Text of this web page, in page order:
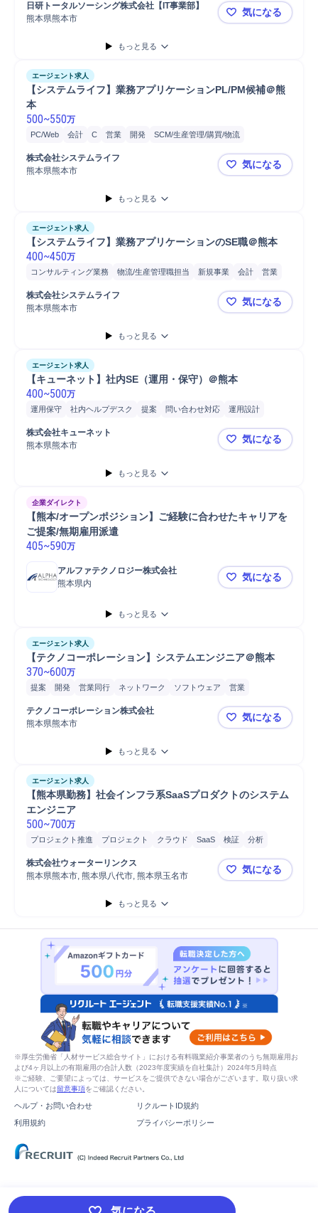
日研トータルソーシング株式会社【IT事業部】
熊本県熊本市
＜IT＞経験
気になる
もっと見る
エージェント求人
【システムライフ】業務アプリケーションPL/PM候補＠熊
本
500~550万
PC/Web 会計 C 営業 開発
SCM/生産管理/購買/物流
プロジェクト
提案
コンサルティング業務
幹部
C# PHP リーダー
マネジメント
株式会社システムライフ
熊本県熊本市
【システム
気になる
もっと見る
エージェント求人
【システムライフ】業務アプリケーションのSE職＠熊本
400~450万
コンサルティング業務 物流/生産管理職担当 新規事業 会計
営業
リーダー
プロジェクトリーダー
プロジェクト
幹部
Java 販売 詳細設計
株式会社システムライフ
熊本県熊本市
【システム
気になる
もっと見る
エージェント求人
【キューネット】社内SE（運用・保守）＠熊本
400~500万
運用保守 社内ヘルプデスク 提案 問い合わせ対応
運用設計
マネジメント
株式会社キューネット
熊本県熊本市
【キューネ
気になる
もっと見る
企業ダイレクト
【熊本/オープンポジション】ご経験に合わせたキャリアを
ご提案/無期雇用派遣
405~590万
アルファテクノロジー株式会社
熊本県内
【熊本/オー
気になる
もっと見る
エージェント求人
【テクノコーポレーション】システムエンジニア＠熊本
370~600万
提案 開発 営業同行 ネットワーク ソフトウェア
営業
ヒアリング プロジェクト
学校管理
マネジメント パッケージソフト
C#
テクノコーポレーション株式会社
熊本県熊本市
【テクノコ
気になる
もっと見る
エージェント求人
【熊本県勤務】社会インフラ系SaaSプロダクトのシステム
500~700万
プロジェクト推進 プロジェクト クラウド SaaS 検証
分析
導入支援
AWS
開発 React HTML JavaScript Next.js 要件定義
株式会社ウォーターリンクス
熊本県熊本市, 熊本県八代市, 熊本県玉名市
【熊本県勤
気になる
もっと見る
※厚生労働省「人材サービス総合サイト」における有料職業紹介事業者のうち無期雇用お
よび4ヶ月以上の有期雇用の合計人数（2023年度実績を自社集計）2024年5月時点
※ご経験、ご要望によっては、サービスをご提供できない場合がございます。取り扱い求
人については留意事項をご確認ください。
ヘルプ・お問い合わせ
リクルートID規約
利用規約
プライバシーポリシー